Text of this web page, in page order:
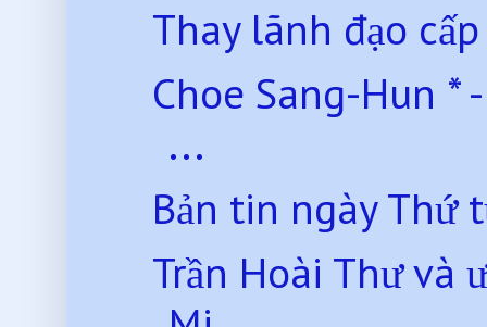
Thay lãnh đạo
Choe Sang-Hun *
...
Bản tin ngày Thứ
Trần Hoài Thư và